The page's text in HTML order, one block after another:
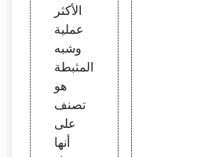
الأكثر
عملية
وشبه
المثبطة
هو
تصنف
على
أنها